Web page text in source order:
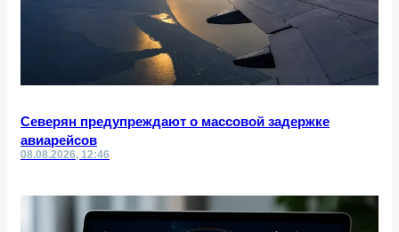
Северян предупреждают о массовой задержке
авиарейсов
08.08.2026, 12:46